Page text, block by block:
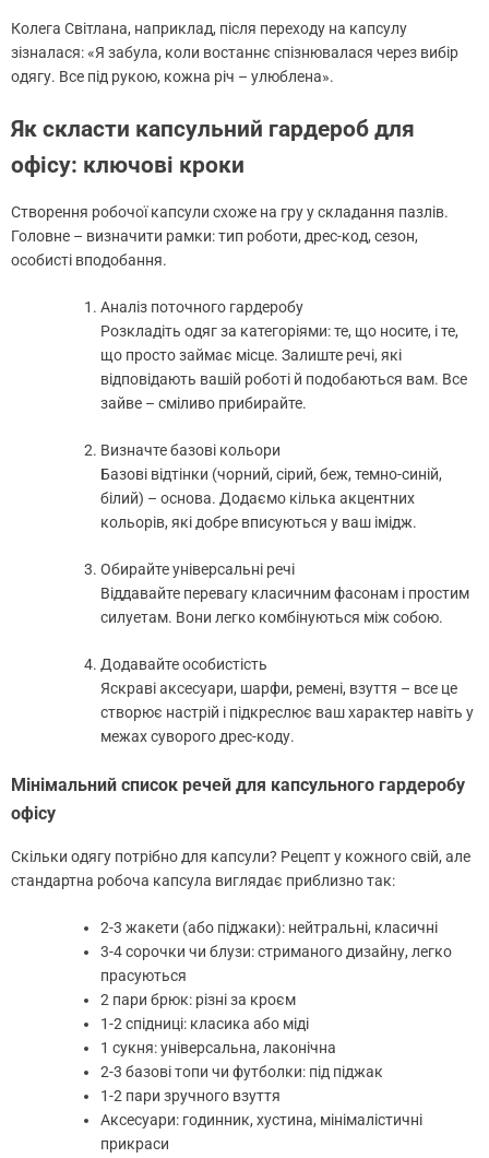
Колега Світлана, наприклад, після переходу на капсулу
зізналася: «Я забула, коли востаннє спізнювалася через вибір
одягу. Все під рукою, кожна річ – улюблена».
Як скласти капсульний гардероб для
офісу: ключові кроки
Створення робочої капсули схоже на гру у складання пазлів.
Головне – визначити рамки: тип роботи, дрес-код, сезон,
особисті вподобання.
Аналіз поточного гардеробу
Розкладіть одяг за категоріями: те, що носите, і те,
що просто займає місце. Залиште речі, які
відповідають вашій роботі й подобаються вам. Все
зайве – сміливо прибирайте.
Визначте базові кольори
Базові відтінки (чорний, сірий, беж, темно-синій,
білий) – основа. Додаємо кілька акцентних
кольорів, які добре вписуються у ваш імідж.
Обирайте універсальні речі
Віддавайте перевагу класичним фасонам і простим
силуетам. Вони легко комбінуються між собою.
Додавайте особистість
Яскраві аксесуари, шарфи, ремені, взуття – все це
створює настрій і підкреслює ваш характер навіть у
межах суворого дрес-коду.
Мінімальний список речей для капсульного гардеробу
офісу
Скільки одягу потрібно для капсули? Рецепт у кожного свій, але
стандартна робоча капсула виглядає приблизно так:
2-3 жакети (або піджаки): нейтральні, класичні
3-4 сорочки чи блузи: стриманого дизайну, легко
прасуються
2 пари брюк: різні за кроєм
1-2 спідниці: класика або міді
1 сукня: універсальна, лаконічна
2-3 базові топи чи футболки: під піджак
1-2 пари зручного взуття
Аксесуари: годинник, хустина, мінімалістичні
прикраси